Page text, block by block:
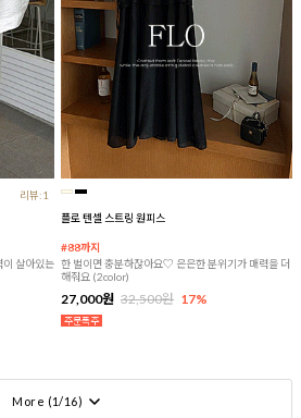
리뷰:1
살아있는
플로 텐셀 스트링 원피스
#88까지
한 벌이면 충분하잖아요♡ 은은한 분위기가 매력을 더
해줘요 (2color)
27,000원 32,500원 17%
More (1/16)